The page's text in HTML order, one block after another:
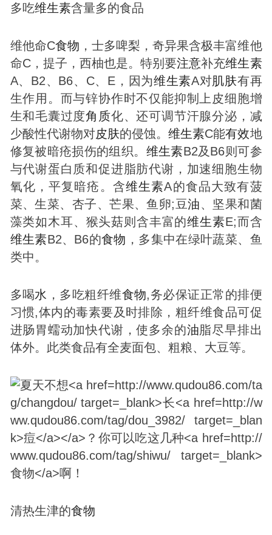
多吃维生素含量多的食品
维他命C食物 ，士多啤梨，奇异果含极丰富维他
命C，提子，西柚也是。特别要注意补充维生素
A、B2、B6、C、E，因为维生素A对肌肤有再
生作用。而与锌协作时不仅能抑制上皮细胞增
生和毛囊过度角质化、还可调节汗腺分泌，减
少酸性代谢物对皮肤的侵蚀。维生素C能有效地
修复被暗疮损伤的组织。 维生素B2及B6则可参
与代谢蛋白质和促进脂肪代谢，加速细胞生物
氧化，平复暗疮。含维生素A的食品大致有菠
菜、生菜、杏子、芒果、鱼卵;豆油、坚果和菌
藻类如木耳、猴头菇则含丰富的维生素E;而含
维生素B2、B6的食物 ，多集中在绿叶蔬菜、鱼
类中。
多喝水 ，多吃粗纤维食物,务必保证正常的排便
习惯,体内的毒素要及时排除，粗纤维食品可促
进肠胃蠕动加快代谢，使多余的油脂尽早排出
体外。此类食品有全麦面包、粗粮、大豆等。
清热生津的食物